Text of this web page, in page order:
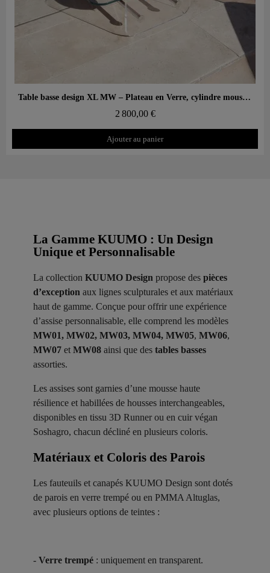
Aperçu rapide Table basse design XL MW – Plateau en Verre, cylindre mousse alvéolaire
2 800,00 €
Ajouter au panier
La Gamme KUUMO : Un Design
Unique et Personnalisable
La collection KUUMO Design propose des pièces
d’exception aux lignes sculpturales et aux matériaux
haut de gamme. Conçue pour offrir une expérience
d’assise personnalisable, elle comprend les modèles
MW01, MW02, MW03, MW04, MW05, MW06,
MW07 et MW08 ainsi que des tables basses
assorties.
Les assises sont garnies d’une mousse haute
résilience et habillées de housses interchangeables,
disponibles en tissu 3D Runner ou en cuir végan
Soshagro, chacun décliné en plusieurs coloris.
Matériaux et Coloris des Parois ​
Les fauteuils et canapés KUUMO Design sont dotés
de parois en verre trempé ou en PMMA Altuglas,
avec plusieurs options de teintes :
- Verre trempé : uniquement en transparent.